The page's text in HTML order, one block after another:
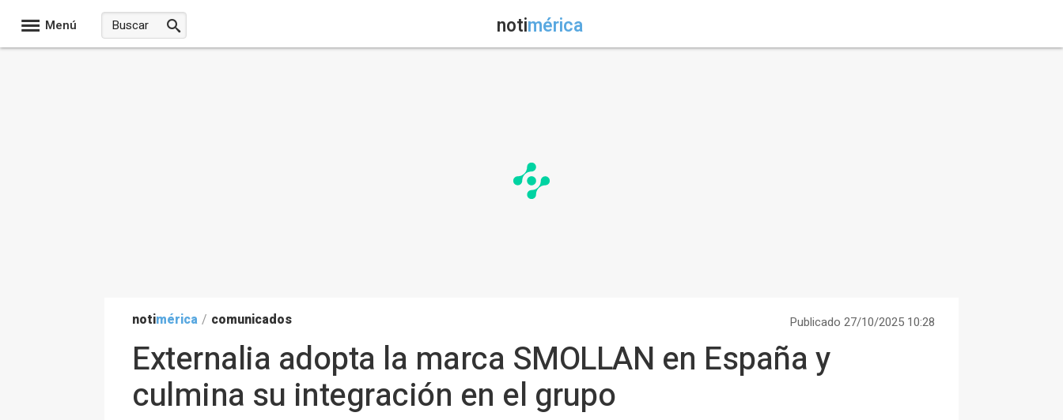
Menú notimérica
notimérica / comunicados Publicado 27/10/2025 10:28
Externalia adopta la marca SMOLLAN en España y
culmina su integración en el grupo